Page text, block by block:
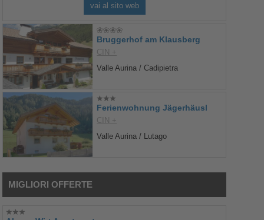
vai al sito web
Bruggerhof am Klausberg
CIN +
Valle Aurina / Cadipietra
Ferienwohnung Jägerhäusl
CIN +
Valle Aurina / Lutago
MIGLIORI OFFERTE